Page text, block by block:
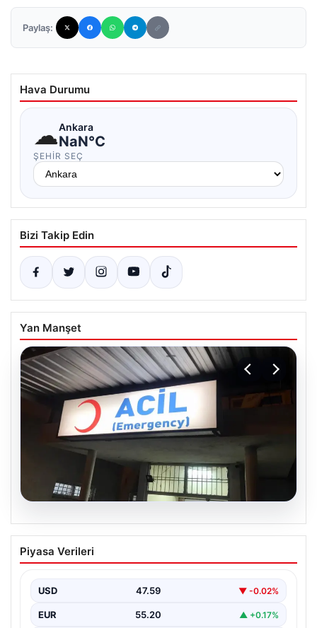
Paylaş:
Hava Durumu
☁Ankara
NaN°C
ŞEHIR SEÇ
Bizi Takip Edin
Yan Manşet
05.08.2026
Dereye düştü: 3 yaşındaki Eslem,
hayatını kaybetti
Piyasa Verileri
USD 47.59 ▼ -0.02%
EUR 55.20 ▲ +0.17%